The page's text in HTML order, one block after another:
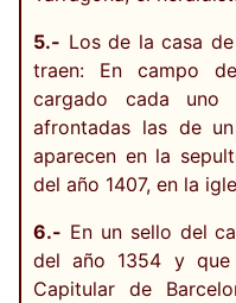
5.- Los de la casa
traen: En campo
cargado cada
afrontadas las de
aparecen en la
del año 1407, en la
6.- En un sello del
del año 1354 y
Capitular de